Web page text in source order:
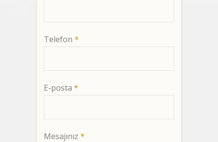
Telefon *
E-posta *
Mesajınız *